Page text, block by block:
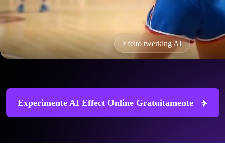
Efeito twerking AI
Experimente AI Effect Online Gratuitamente